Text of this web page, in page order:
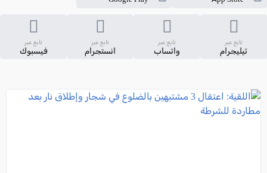
تابع عبر
تيليجرام
تابع عبر
واتساب
تابع عبر
انستجرام
تابع عبر
فيسبوك